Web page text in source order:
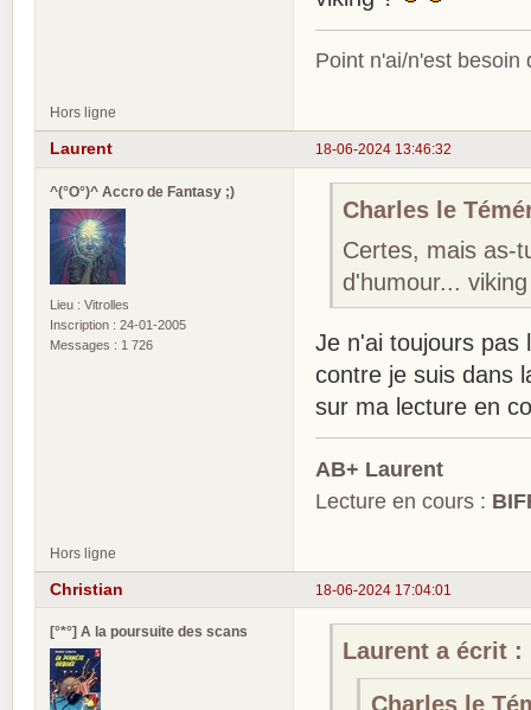
Point n'ai/n'est besoin
Hors ligne
18-06-2024 13:46:32
Laurent
^(°O°)^ Accro de Fantasy ;)
Lieu : Vitrolles
Inscription : 24-01-2005
Messages : 1 726
Charles le
Certes, mais as-
d'humour...
Je n'ai toujours pas
contre je suis dans
sur ma lecture en
AB+ Laurent
Lecture en cours :
Hors ligne
18-06-2024 17:04:01
Christian
[°*°] A la poursuite des scans
Laurent a écrit :
Charles le